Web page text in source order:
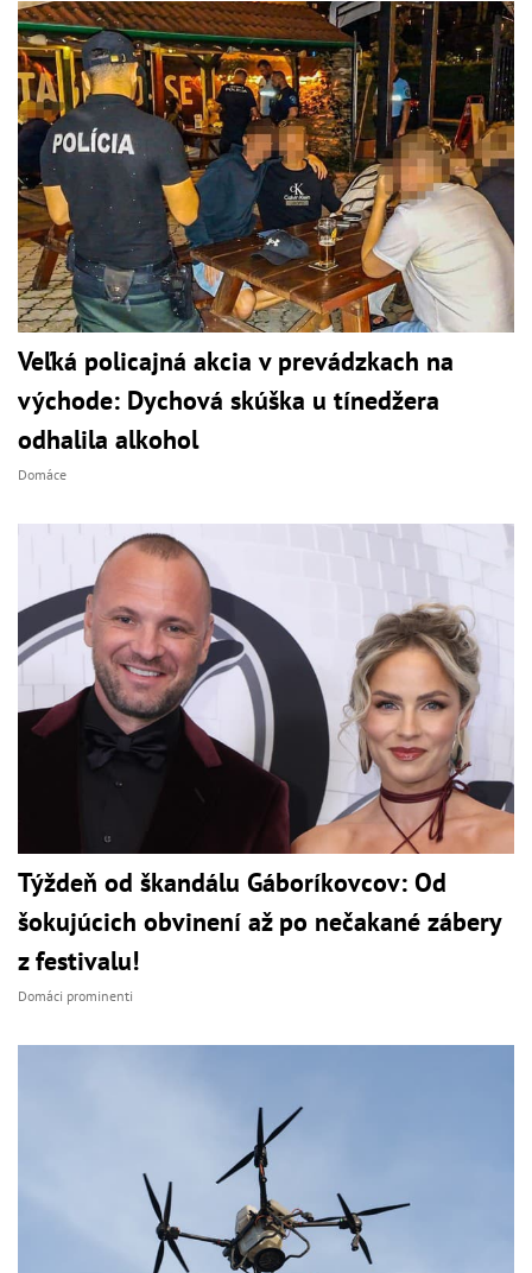
Veľká policajná akcia v prevádzkach na
východe: Dychová skúška u tínedžera
odhalila alkohol
Domáce
Týždeň od škandálu Gáboríkovcov: Od
šokujúcich obvinení až po nečakané zábery
z festivalu!
Domáci prominenti